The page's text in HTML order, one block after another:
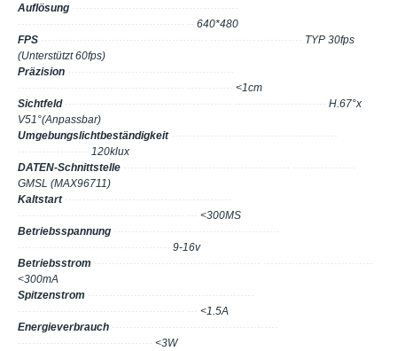
Auflösung
640*480
FPS
TYP 30fps
(Unterstützt 60fps)
Präzision
<1cm
Sichtfeld
H.67°x
V51°(Anpassbar)
Umgebungslichtbeständigkeit
120klux
DATEN-Schnittstelle
GMSL (MAX96711)
Kaltstart
<300MS
Betriebsspannung
9-16v
Betriebsstrom
<300mA
Spitzenstrom
<1.5A
Energieverbrauch
<3W